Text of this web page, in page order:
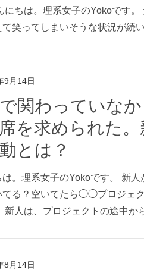
にちは。理系女子のYokoです
て笑ってしまいそうな状況が続
9月14日
を求められた
とは？
は。理系女子のYokoです。 新
てる？空いてたら◯◯プロジェ
新人は、プロジェクトの途中
8月14日